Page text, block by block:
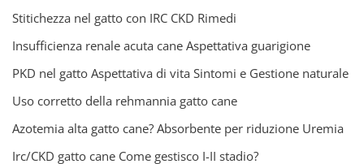
Stitichezza nel gatto con IRC CKD Rimedi
Insufficienza renale acuta cane Aspettativa guarigione
PKD nel gatto Aspettativa di vita Sintomi e Gestione naturale
Uso corretto della rehmannia gatto cane
Azotemia alta gatto cane? Absorbente per riduzione Uremia
Irc/CKD gatto cane Come gestisco I-II stadio?